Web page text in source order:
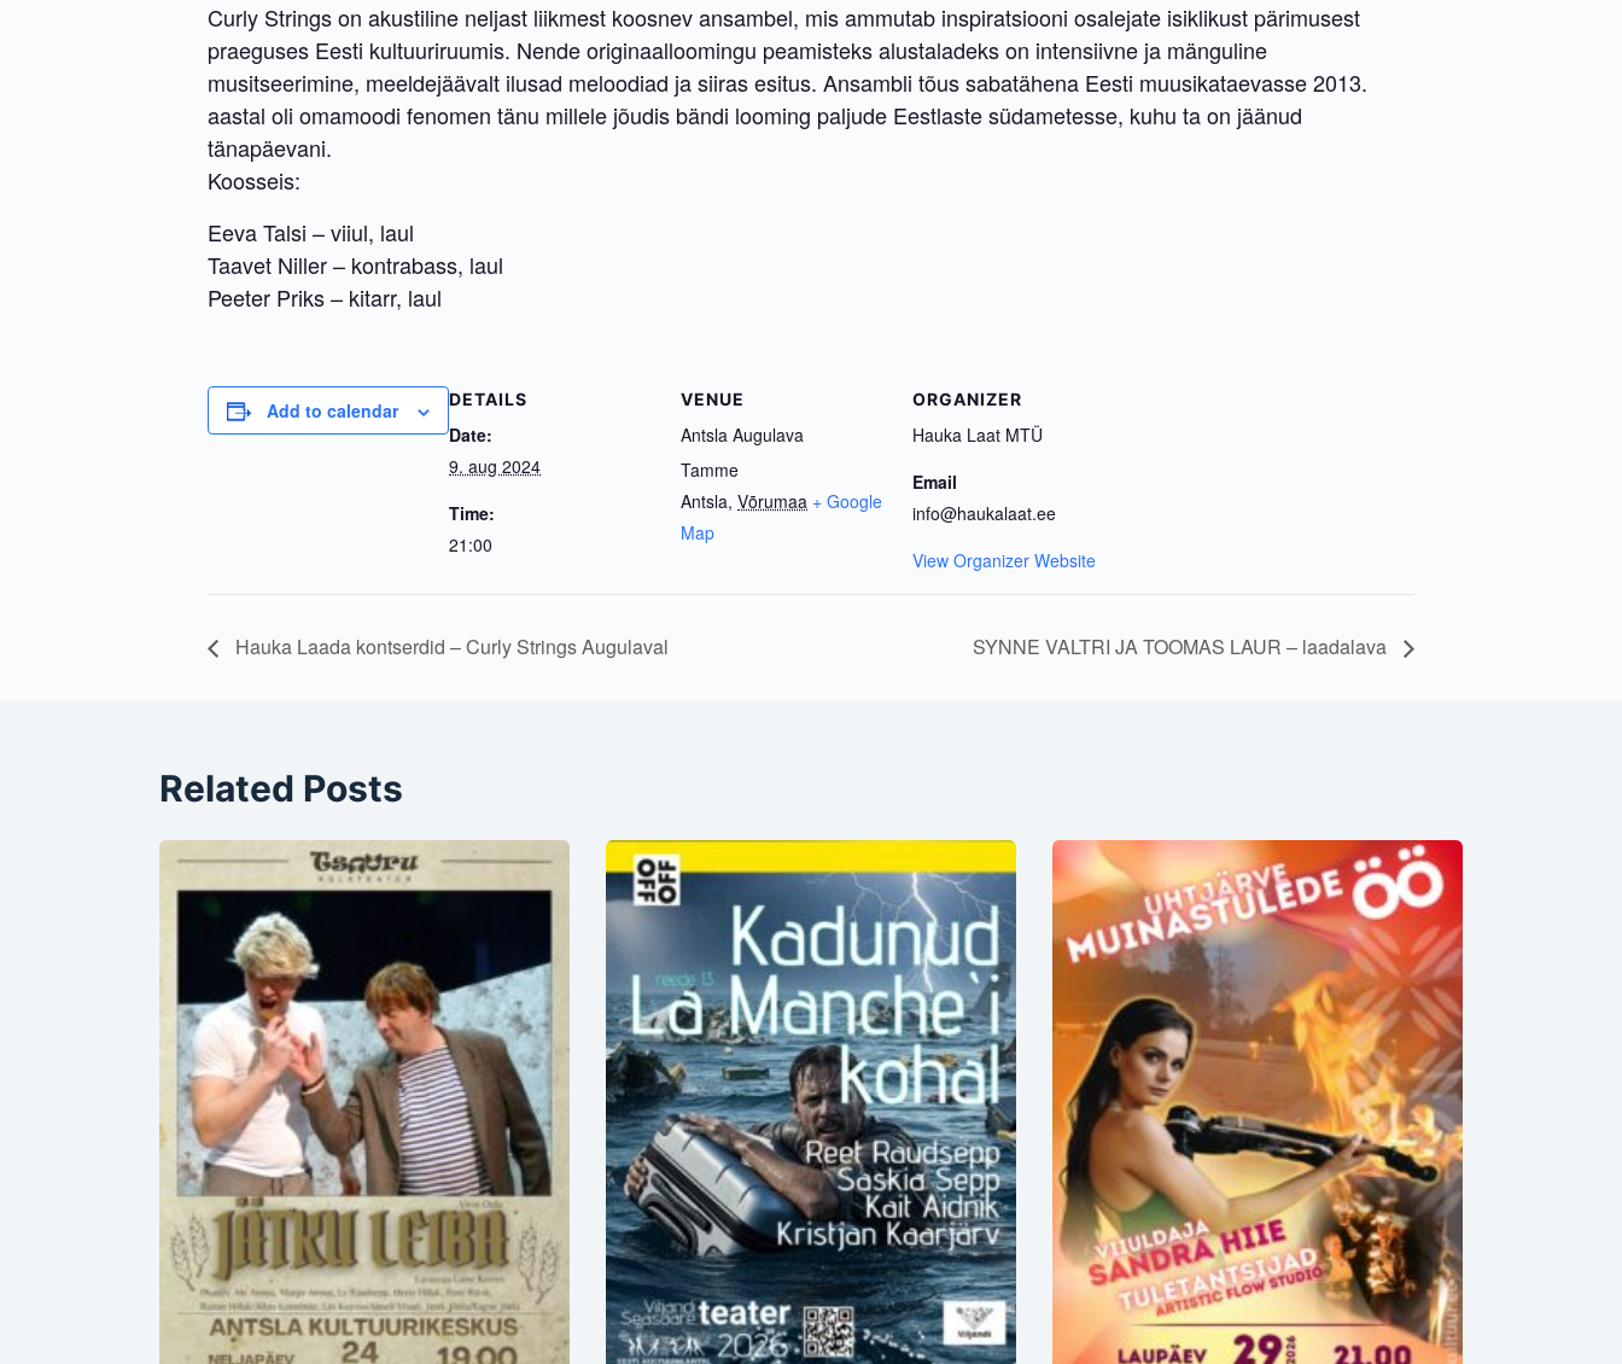
Curly Strings on akustiline neljast liikmest koosnev ansambel, mis ammutab inspiratsiooni osalejate isiklikust pärimusest
praeguses Eesti kultuuriruumis. Nende originaalloomingu peamisteks alustaladeks on intensiivne ja mänguline
musitseerimine, meeldejäävalt ilusad meloodiad ja siiras esitus. Ansambli tõus sabatähena Eesti muusikataevasse 2013.
aastal oli omamoodi fenomen tänu millele jõudis bändi looming paljude Eestlaste südametesse, kuhu ta on jäänud
tänapäevani.
Koosseis:
Eeva Talsi – viiul, laul
Taavet Niller – kontrabass, laul
Peeter Priks – kitarr, laul
Add to calendar DETAILS
Date:
9. aug 2024
Time:
21:00
VENUE
Antsla Augulava
Tamme
Antsla, Võrumaa + Google
Map
ORGANIZER
Hauka Laat MTÜ
Email
info@haukalaat.ee
View Organizer Website
Hauka Laada kontserdid – Curly Strings Augulaval SYNNE VALTRI JA TOOMAS LAUR – laadalava
Related Posts